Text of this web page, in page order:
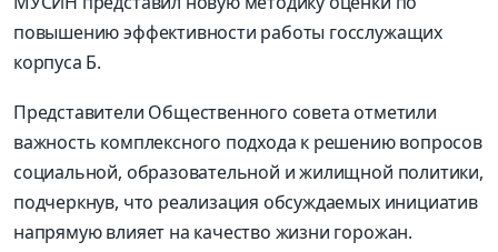
повышению эффективности работы госслужащих
корпуса Б.
Представители Общественного совета отметили
важность комплексного подхода к решению вопросов
социальной, образовательной и жилищной политики,
подчеркнув, что реализация обсуждаемых инициатив
напрямую влияет на качество жизни горожан.